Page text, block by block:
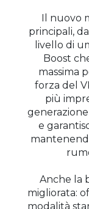
Il nuovo
principali,
livello di
Boost
massima
forza del
più
e
Anche la
migliorata:
modalità